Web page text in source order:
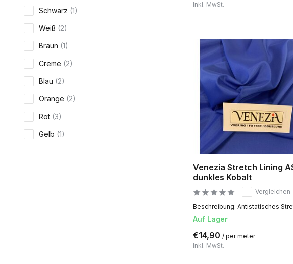
Schwarz (1)
Weiß (2)
Braun (1)
Creme (2)
Blau (2)
Orange (2)
Rot (3)
Gelb (1)
Inkl. MwSt.
Venezia Stretch Lining
dunkles Kobalt
Vergleichen
Beschreibung: Antistatisches
Auf Lager
€14,90 / per meter
Inkl. MwSt.